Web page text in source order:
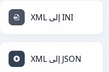
XML إلى INI
XML إلى JSON